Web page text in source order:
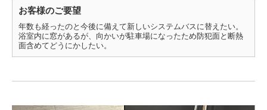
お客様のご要望
年数も経ったのと今後に備えて新しいシステムバスに替えたい。
浴室内に窓があるが、向かいが駐車場になったため防犯面と断熱
面含めてどうにかしたい。